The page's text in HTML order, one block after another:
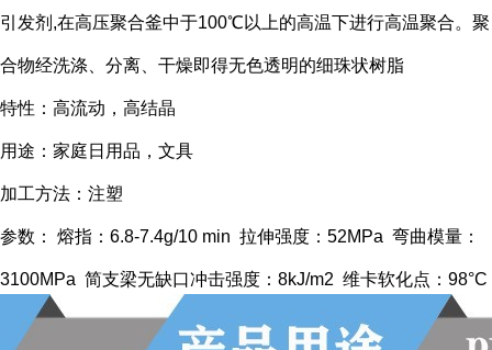
引发剂,在高压聚合釜中于100℃以上的高温下进行高温聚合。聚
合物经洗涤、分离、干燥即得无色透明的细珠状树脂
特性：高流动，高结晶
用途：家庭日用品，文具
加工方法：注塑
参数： 熔指：6.8-7.4g/10 min 拉伸强度：52MPa 弯曲模量：
3100MPa 简支梁无缺口冲击强度：8kJ/m2 维卡软化点：98°C